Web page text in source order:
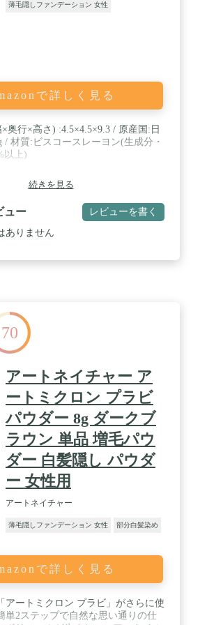
薄毛隠しファンデーション 女性
で詳しく見る
奥行×高さ) :4.5×4.5×9.3 / 原産国:日
/ 材質:ビスコースレーヨン(生成分・
以上)
続きを見る
ュー レビューを書く
ありません
70
アートネイチャー ア
ートミクロン プラビ
パウダー 8g ダークブ
ラウン 単品 増毛パウ
ダー 白髪隠し パウダ
ー 女性用
アートネイチャー
薄毛隠しファンデーション 女性 部分白髪染め
で詳しく見る
アートミクロン プラビ」がさらに使
単2ステップで自然な思い通りの仕